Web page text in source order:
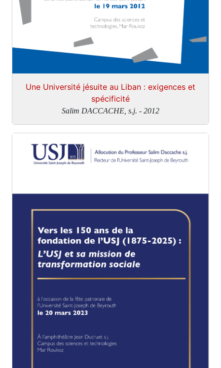
Une Université jésuite au Liban : exigences et
spécificité
Salim DACCACHE, s.j. - 2012